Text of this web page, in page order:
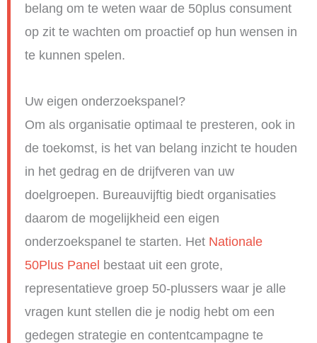
belang om te weten waar de 50plus consument
op zit te wachten om proactief op hun wensen in
te kunnen spelen.
Uw eigen onderzoekspanel?
Om als organisatie optimaal te presteren, ook in
de toekomst, is het van belang inzicht te houden
in het gedrag en de drijfveren van uw
doelgroepen. Bureauvijftig biedt organisaties
daarom de mogelijkheid een eigen
onderzoekspanel te starten. Het Nationale
50Plus Panel bestaat uit een grote,
representatieve groep 50-plussers waar je alle
vragen kunt stellen die je nodig hebt om een
gedegen strategie en contentcampagne te